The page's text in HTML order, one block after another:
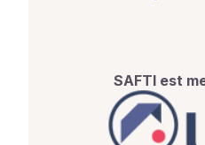
SAFTI est